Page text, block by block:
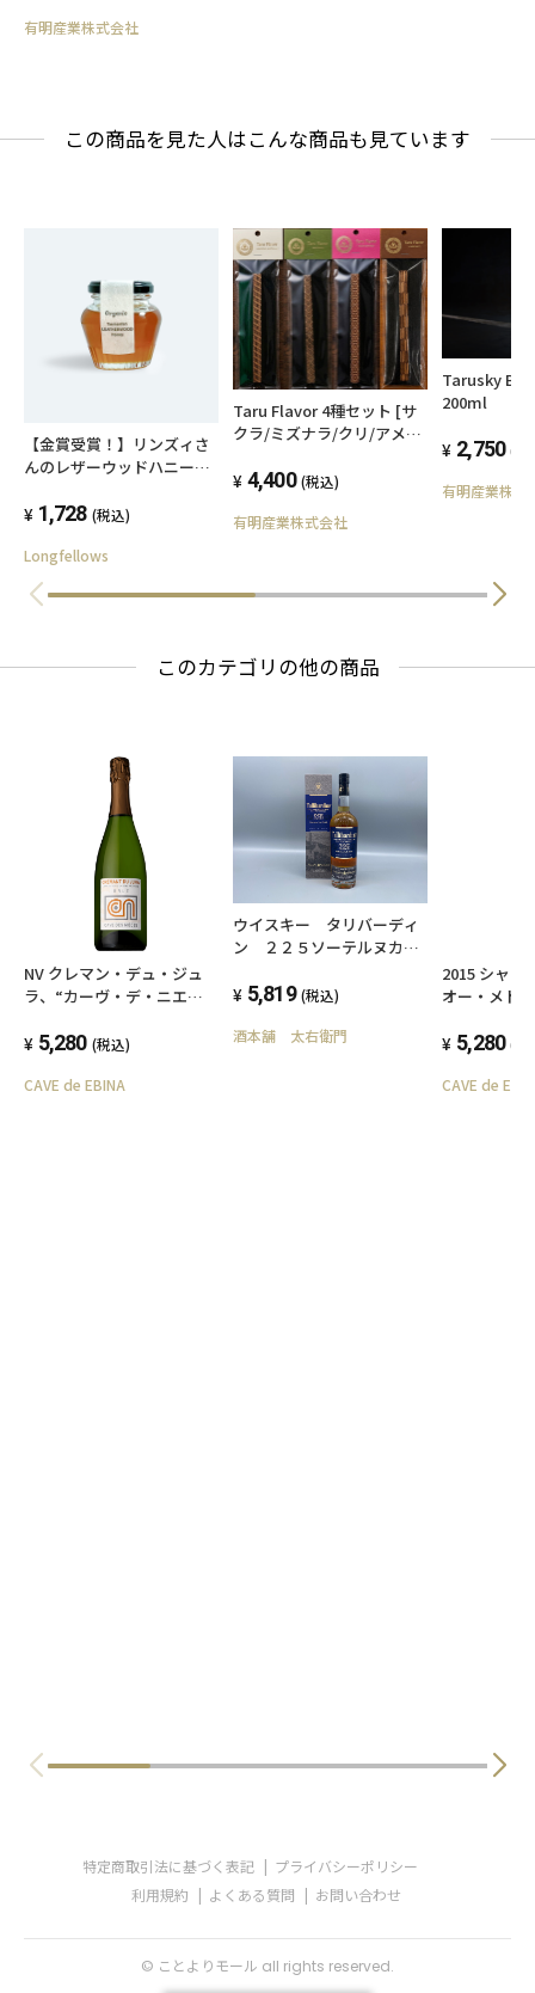
有明産業株式会社
この商品を見た人はこんな商品も見ています
【金賞受賞！】リンズィさ
んのレザーウッドハニー
1,728 (税込)
Longfellows
Taru Flavor 4種セット [サ
クラ/ミズナラ/クリ/アメリ
4,400 (税込)
有明産業株式会社
Tarusky
200ml
2,750 (税
有明産業株式
このカテゴリの他の商品
NV クレマン・デュ・ジュ
ラ、“カーヴ・デ・ニエ
ンデ5,280 (税込)
CAVE de EBINA
ウイスキー タリバーディ
ン ２２５ソーテルヌカス
43度 スコッチウイスキー
5,819 (税込)
酒本舗 太右衛門
2015 シャト
オー・メド
5,280 (税
CAVE de
特定商取引法に基づく表記
プライバシーポリシー
利用規約
よくある質問 お問い合わせ
© ことよりモール all rights reserved.